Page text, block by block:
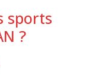
sports
?